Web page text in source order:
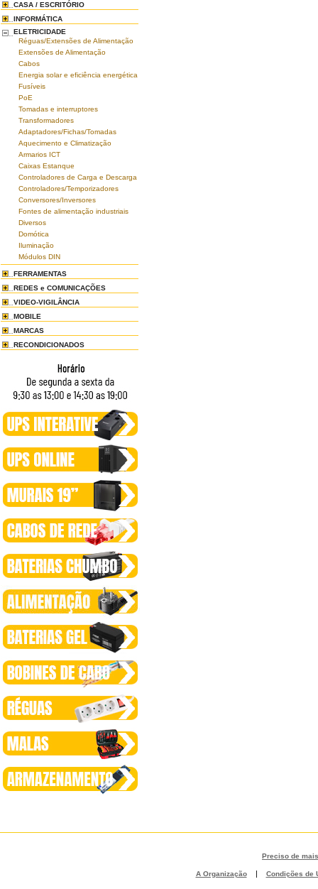
CASA / ESCRITÓRIO
INFORMÁTICA
ELETRICIDADE
Réguas/Extensões de Alimentação
Extensões de Alimentação
Cabos
Energia solar e eficiência energética
Fusíveis
PoE
Tomadas e interruptores
Transformadores
Adaptadores/Fichas/Tomadas
Aquecimento e Climatização
Armarios ICT
Caixas Estanque
Controladores de Carga e Descarga
Controladores/Temporizadores
Conversores/Inversores
Fontes de alimentação industriais
Diversos
Domótica
Iluminação
Módulos DIN
FERRAMENTAS
REDES e COMUNICAÇÕES
VIDEO-VIGILÂNCIA
MOBILE
MARCAS
RECONDICIONADOS
Preciso de
A Organização | Condições de